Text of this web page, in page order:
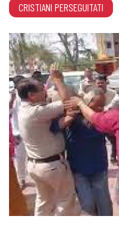
CRISTIANI PERSEGUITATI